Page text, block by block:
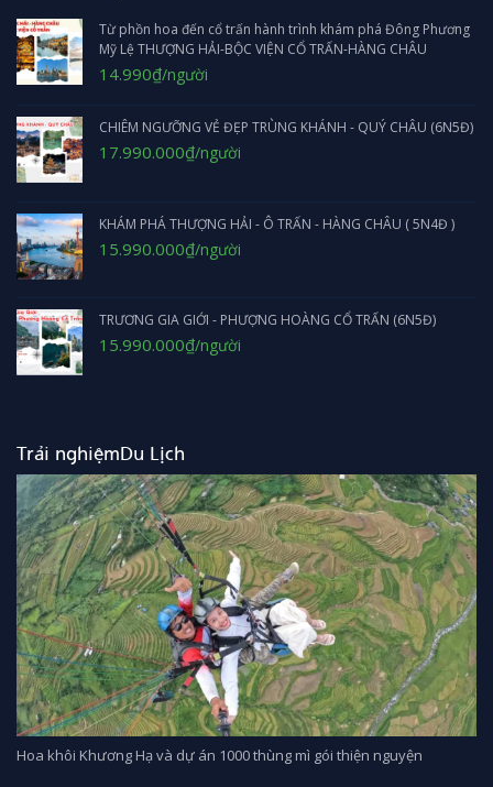
Từ phồn hoa đến cổ trấn hành trình khám phá Đông Phương
Mỹ Lệ THƯỢNG HẢI-BỘC VIỆN CỔ TRẤN-HÀNG CHÂU
Giá
1.790.000₫.
14.990₫Giá
hiện
là:
14.990₫.
/người
CHIÊM NGƯỠNG VẺ ĐẸP TRÙNG KHÁNH - QUÝ CHÂU (6N5Đ)
Giá
17.990.000₫Giá
hiện
17.990.000₫.
/người
KHÁM PHÁ THƯỢNG HẢI - Ô TRẤN - HÀNG CHÂU ( 5N4Đ )
Giá
15.990.000₫Giá
hiện
15.990.000₫.
/người
TRƯƠNG GIA GIỚI - PHƯỢNG HOÀNG CỔ TRẤN (6N5Đ)
Giá
15.990.000₫Giá
hiện
/người
Trải nghiệmDu Lịch
Hoa khôi Khương Hạ và dự án 1000 thùng mì gói thiện nguyện